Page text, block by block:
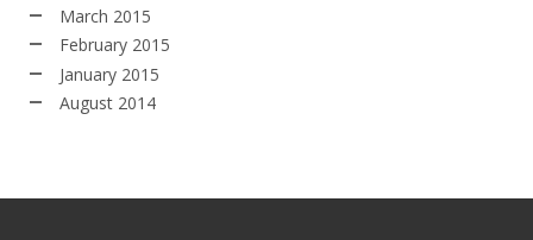
March 2015
February 2015
January 2015
August 2014